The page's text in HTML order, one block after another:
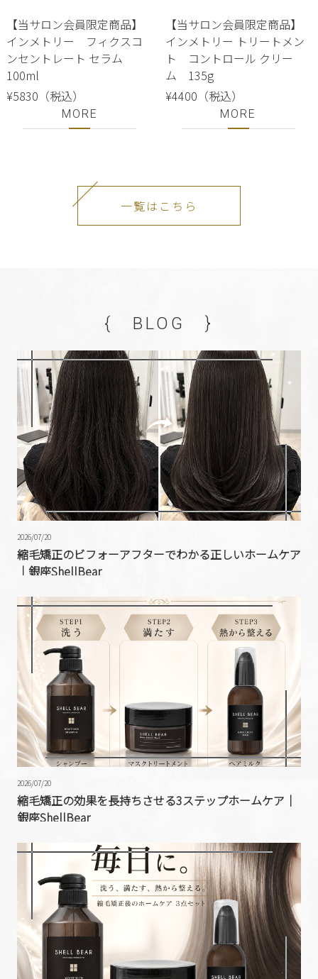
【当サロン会員限定商品】
インメトリー フィクスコ
ンセントレート セラム
100ml
¥5830（税込）
MORE
【当サロン会員限定商品】
インメトリー トリートメン
ト コントロール クリー
ム 135g
¥4400（税込）
MORE
一覧はこちら
{ BLOG }
2026/07/20
縮毛矯正のビフォーアフターでわかる正しいホームケア
｜銀座ShellBear
2026/07/20
縮毛矯正の効果を長持ちさせる3ステップホームケア｜
銀座ShellBear